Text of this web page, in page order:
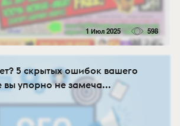
1 Июл 2025 598
5 скрытых ошибок вашего
вы упорно не замеча...